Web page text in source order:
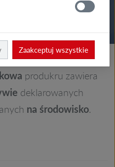
produkru zawiera
deklarowanych
na środowisko.
Zaakceptuj wszystkie